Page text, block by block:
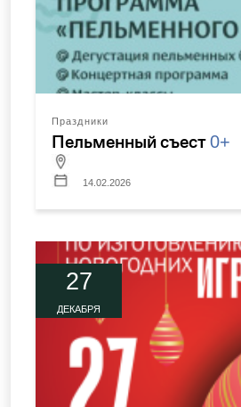
Праздники
Пельменный съест0+
14.02.2026
27
ДЕКАБРЯ